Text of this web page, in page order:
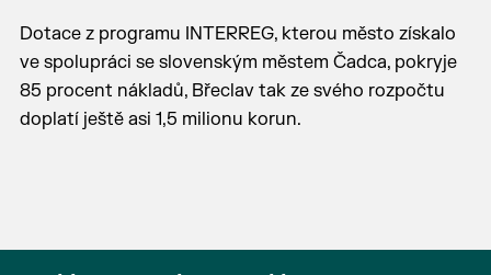
Dotace z programu INTERREG, kterou město získalo
ve spolupráci se slovenským městem Čadca, pokryje
85 procent nákladů, Břeclav tak ze svého rozpočtu
doplatí ještě asi 1,5 milionu korun.